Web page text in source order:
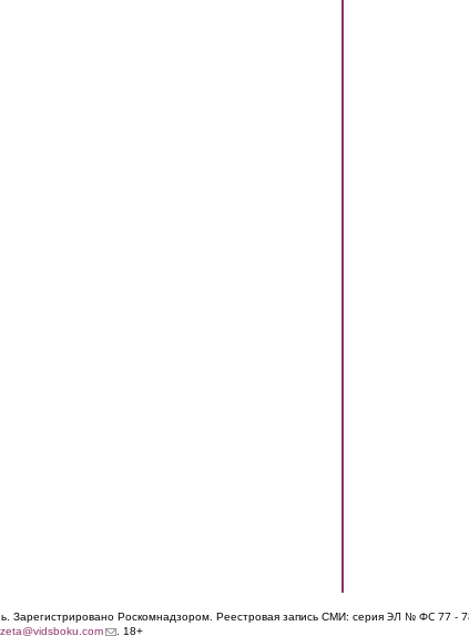
Зарегистрировано Роскомнадзором. Реестровая запись СМИ: серия ЭЛ № ФС 77 -
(link sends e-mail)
. 18+